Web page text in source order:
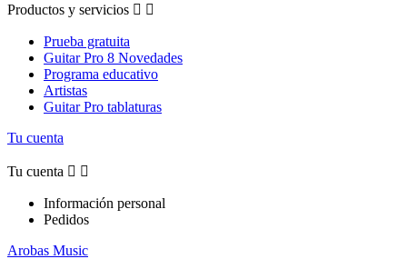
Productos y servicios  
Prueba gratuita
Guitar Pro 8 Novedades
Programa educativo
Artistas
Guitar Pro tablaturas
Tu cuenta
Tu cuenta  
Información personal
Pedidos
Arobas Music